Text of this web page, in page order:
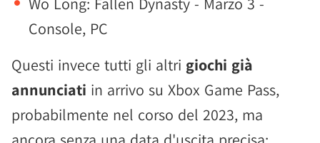
Console, PC
Questi invece tutti gli altri giochi già
annunciati in arrivo su Xbox Game Pass,
probabilmente nel corso del 2023, ma